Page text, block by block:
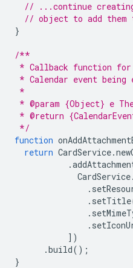
// ...continue creating
// object to add
}
/**
* Callback function for
* Calendar event being
*
* @param {Object} e
* @return
*/
function
return CardService.
.
CardService.
.
. setTitle
.
.
])
.build();
}